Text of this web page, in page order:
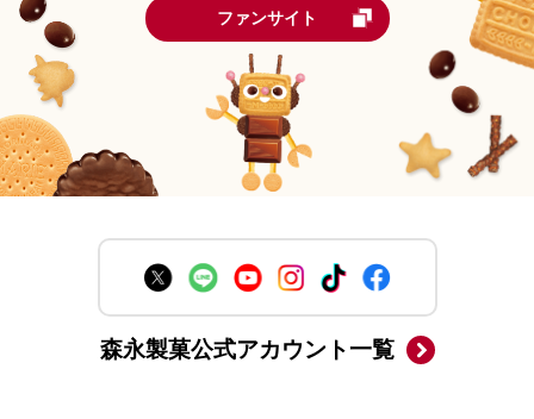
ファンサイト
森永製菓公式アカウント一覧